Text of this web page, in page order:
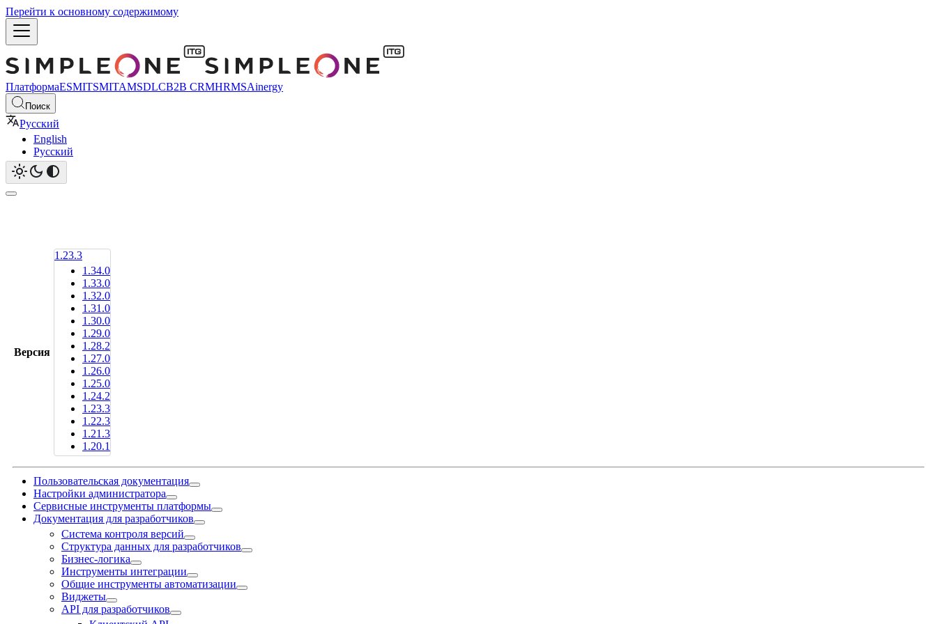
Перейти к основному содержимому
ПлатформаESMITSMITAMSDLCB2B CRMHRMSAinergy
Поиск
Русский
English
Русский
Версия
1.23.3
1.34.0
1.33.0
1.32.0
1.31.0
1.30.0
1.29.0
1.28.2
1.27.0
1.26.0
1.25.0
1.24.2
1.23.3
1.22.3
1.21.3
1.20.1
Пользовательская документация
Настройки администратора
Сервисные инструменты платформы
Документация для разработчиков
Система контроля версий
Структура данных для разработчиков
Бизнес-логика
Инструменты интеграции
Общие инструменты автоматизации
Виджеты
API для разработчиков